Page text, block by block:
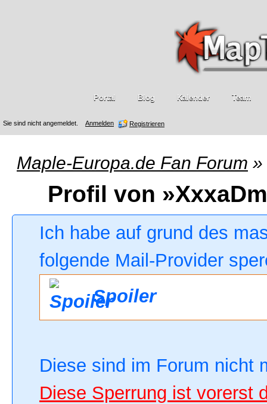
Sie sind nicht angemeldet. Anmelden Registrieren
Portal Blog Kalender Team
Maple-Europa.de Fan Forum »
Profil von
Ich habe auf grund des
folgende Mail-Provider
Spoiler
Diese sind im Forum nicht
Diese Sperrung ist vorerst